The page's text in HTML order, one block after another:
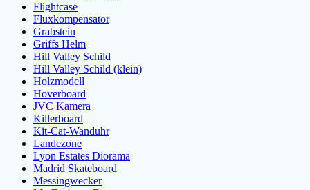
Flightcase
Fluxkompensator
Grabstein
Griffs Helm
Hill Valley Schild
Hill Valley Schild (klein)
Holzmodell
Hoverboard
JVC Kamera
Killerboard
Kit-Cat-Wanduhr
Landezone
Lyon Estates Diorama
Madrid Skateboard
Messingwecker